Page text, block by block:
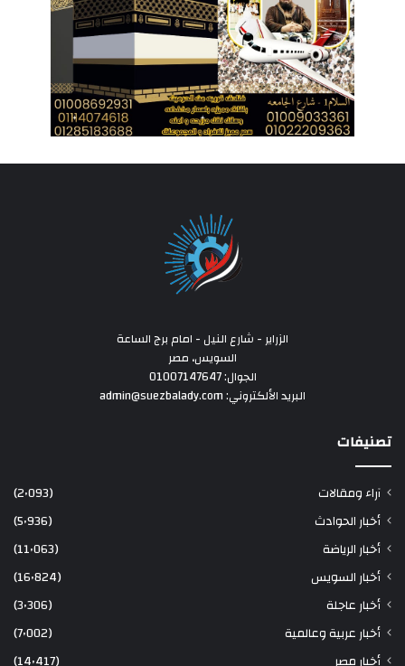
الزراير - شارع النيل - امام برج الساعة
السويس، مصر
الجوال: 01007147647
البريد الألكتروني: admin@suezbalady.com
تصنيفات
آراء ومقالات
(2٬093)
أخبار الحوادث
(5٬936)
أخبار الرياضة
(11٬063)
أخبار السويس
(16٬824)
أخبار عاجلة
(3٬306)
أخبار عربية وعالمية
(7٬002)
أخبار مصر
(14٬417)